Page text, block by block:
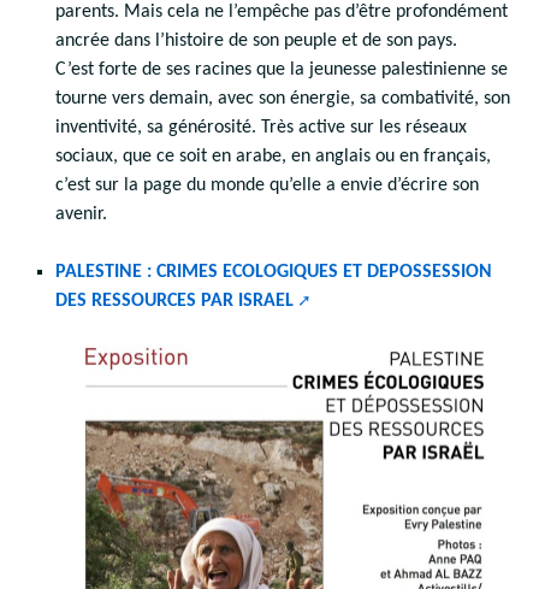
parents. Mais cela ne l’empêche pas d’être profondément
ancrée dans l’histoire de son peuple et de son pays.
C’est forte de ses racines que la jeunesse palestinienne se
tourne vers demain, avec son énergie, sa combativité, son
inventivité, sa générosité. Très active sur les réseaux
sociaux, que ce soit en arabe, en anglais ou en français,
c’est sur la page du monde qu’elle a envie d’écrire son
avenir.
PALESTINE : CRIMES ECOLOGIQUES ET DEPOSSESSION
DES RESSOURCES PAR ISRAEL